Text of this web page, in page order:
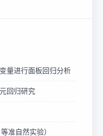
量进行面板回归分析
回归研究
准自然实验）